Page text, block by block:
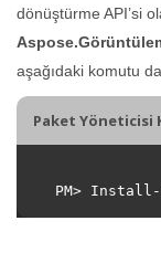
dönüştürme API’si
aşağıdaki komutu
Paket Yöneticisi